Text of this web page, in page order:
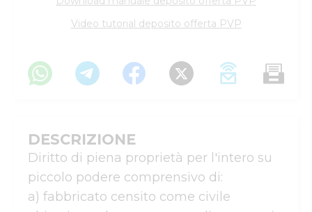
Video tutorial deposito offerta PVP
DESCRIZIONE
Diritto di piena proprietà per l'intero su
piccolo podere comprensivo di:
a) fabbricato censito come civile